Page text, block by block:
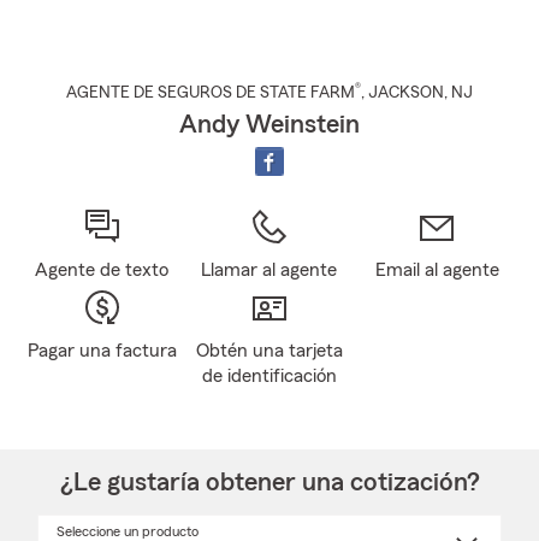
AGENTE DE SEGUROS DE STATE FARM®, JACKSON , NJ
Andy Weinstein
Agente de texto Llamar al agente Email al agente
Pagar una factura
Obtén una tarjeta
de identificación
¿Le gustaría obtener una cotización?
Seleccione un producto